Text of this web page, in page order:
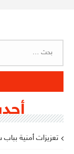
تعزيزات أمنية